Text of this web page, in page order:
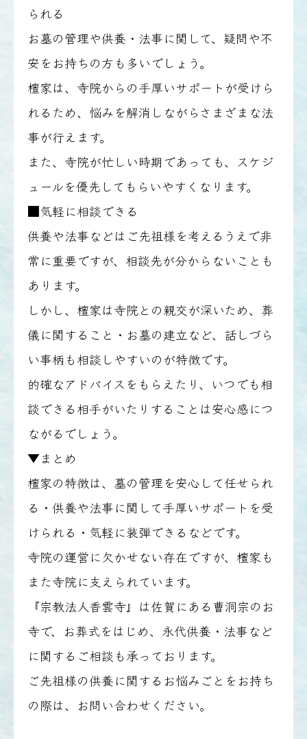
られる
お墓の管理や供養・法事に関して、疑問や不
安をお持ちの方も多いでしょう。
檀家は、寺院からの手厚いサポートが受けら
れるため、悩みを解消しながらさまざまな法
事が行えます。
また、寺院が忙しい時期であっても、スケジ
ュールを優先してもらいやすくなります。
■気軽に相談できる
供養や法事などはご先祖様を考えるうえで非
常に重要ですが、相談先が分からないことも
あります。
しかし、檀家は寺院との親交が深いため、葬
儀に関すること・お墓の建立など、話しづら
い事柄も相談しやすいのが特徴です。
的確なアドバイスをもらえたり、いつでも相
談できる相手がいたりすることは安心感につ
ながるでしょう。
▼まとめ
檀家の特徴は、墓の管理を安心して任せられ
る・供養や法事に関して手厚いサポートを受
けられる・気軽に装弾できるなどです。
寺院の運営に欠かせない存在ですが、檀家も
また寺院に支えられています。
『宗教法人香雲寺』は佐賀にある曹洞宗のお
寺で、お葬式をはじめ、永代供養・法事など
に関するご相談も承っております。
ご先祖様の供養に関するお悩みごとをお持ち
の際は、お問い合わせください。